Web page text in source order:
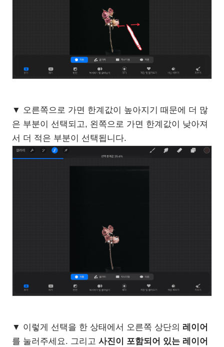
▼ 오른쪽으로 가면 한계값이 높아지기 때문에 더 많
은 부분이 선택되고, 왼쪽으로 가면 한계값이 낮아져
서 더 적은 부분이 선택됩니다.
▼ 이렇게 선택을 한 상태에서 오른쪽 상단의 레이어
를 눌러주세요. 그리고 사진이 포함되어 있는 레이어